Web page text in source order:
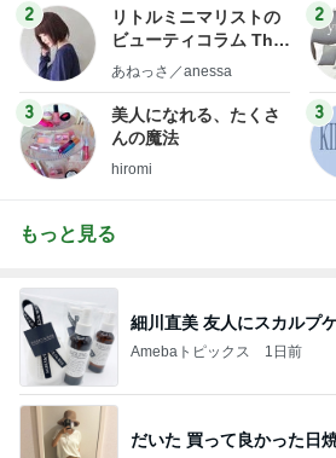
2
リトルミニマリストの
ビューティコラム The
little minimalist's bea
あねっさ／anessa
3
美人になれる、たくさ
んの魔法
hiromi
2
3
もっと見る
細川直美 友人にスカルプ
Amebaトピックス 1日前
だいた 買って良かった日